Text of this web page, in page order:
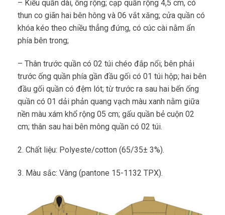
– Kiểu quần dài, ống rộng; cạp quần rộng 4,5 cm, có
thun co giãn hai bên hông và 06 vắt xăng; cửa quần có
khóa kéo theo chiều thẳng đứng, có cúc cài nằm ẩn
phía bên trong;
– Thân trước quần có 02 túi chéo đắp nổi; bên phải
trước ống quần phía gần đầu gối có 01 túi hộp; hai bên
đầu gối quần có đệm lót; từ trước ra sau hai bến ống
quần có 01 dải phản quang vạch màu xanh nằm giữa
nền màu xám khổ rộng 05 cm; gấu quần bẻ cuộn 02
cm; thân sau hai bên mông quần có 02 túi.
2. Chất liệu: Polyeste/cotton (65/35± 3%).
3. Màu sắc: Vàng (pantone 15-1132 TPX).